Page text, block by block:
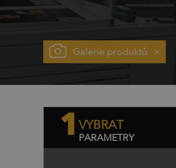
Galerie produktů
1 VYBRAT
PARAMETRY